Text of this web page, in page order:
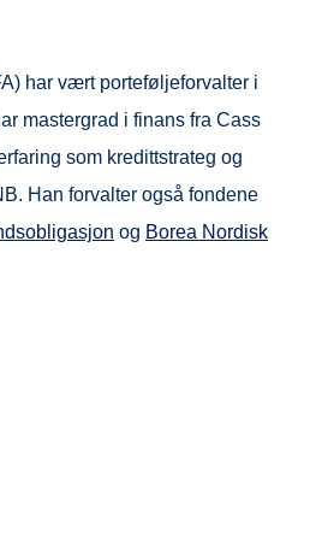
har vært porteføljeforvalter i
mastergrad i finans fra Cass
som kredittstrateg og
Han forvalter også fondene
og Borea Nordisk